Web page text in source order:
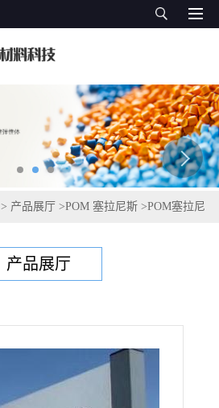
> 产品展厅 >POM 塞拉尼斯 >POM塞拉尼
产品展厅